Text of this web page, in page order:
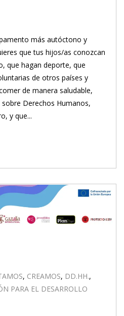
más autóctono y
que tus hijos/as conozcan
que hagan deporte, que
de otros países y
de manera saludable,
Derechos Humanos,
y que...
, CREAMOS, DD.HH.,
PARA EL DESARROLLO